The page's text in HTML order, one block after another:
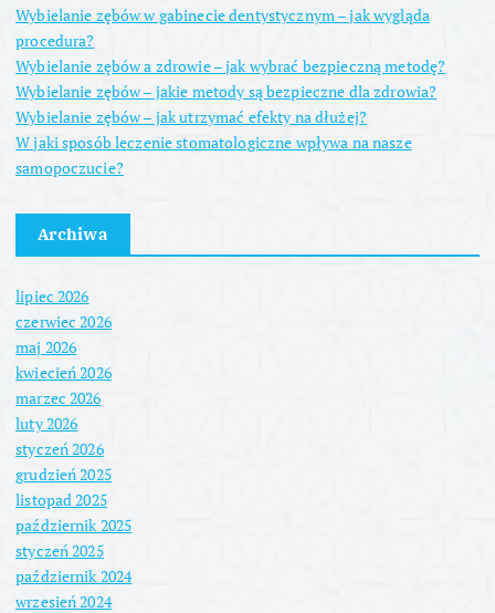
Wybielanie zębów w gabinecie dentystycznym – jak wygląda
procedura?
Wybielanie zębów a zdrowie – jak wybrać bezpieczną metodę?
Wybielanie zębów – jakie metody są bezpieczne dla zdrowia?
Wybielanie zębów – jak utrzymać efekty na dłużej?
W jaki sposób leczenie stomatologiczne wpływa na nasze
samopoczucie?
Archiwa
lipiec 2026
czerwiec 2026
maj 2026
kwiecień 2026
marzec 2026
luty 2026
styczeń 2026
grudzień 2025
listopad 2025
październik 2025
styczeń 2025
październik 2024
wrzesień 2024